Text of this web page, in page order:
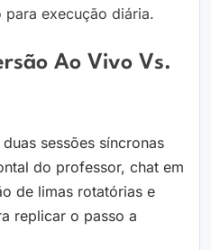
execução diária.
Ao Vivo Vs.
duas sessões síncronas
do professor, chat em
de limas rotatórias e
replicar o passo a